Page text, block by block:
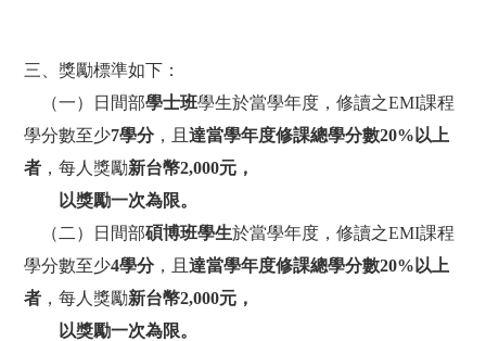
三、獎勵標準如下：
（一）
日間部學士班學生於當學年度，修讀之EMI課程
學分數至少7學分，且達當學年度修課總學分數20% 以上
者 ，每人獎勵新台幣2,000元，
以獎勵一次為限。
（二）
日間部碩博班學生於當學年度，修讀之EMI課程
學分數至少4學分，且達當學年度修課總學分數20% 以上
者 ，每人獎勵新台幣2,000元，
以獎勵一次為限。